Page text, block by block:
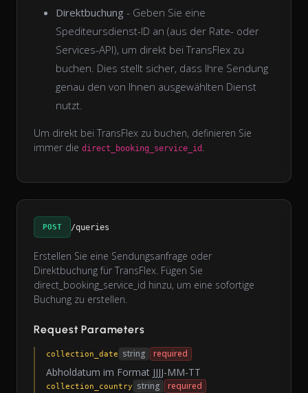
Direktbuchung - Geben Sie eine
Spediteursdienst-ID an (aus der Rate- oder
Services-API), um direkt bei TransFlex zu
buchen. Dies stellt sicher, dass Ihre Sendung
genau den von Ihnen ausgewählten Dienst
nutzt.
Um direkt bei TransFlex zu buchen, definieren Sie
immer die direct_booking_service_id .
POST /queries
Erstellen Sie eine Sendungsanfrage oder
Direktbuchung für TransFlex. Fügen Sie
direct_booking_service_id hinzu, um eine sofortige
Buchung zu erstellen.
Request Parameters
collection_date string required
Abholdatum im Format JJJJ-MM-TT
collection_country string required